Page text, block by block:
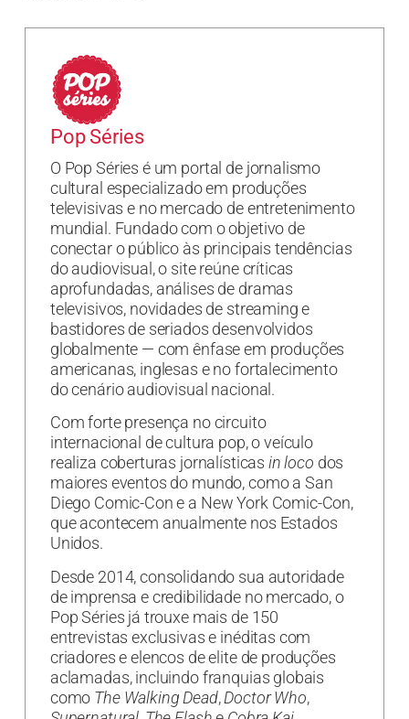
Pop Séries
O Pop Séries é um portal de jornalismo
cultural especializado em produções
televisivas e no mercado de entretenimento
mundial. Fundado com o objetivo de
conectar o público às principais tendências
do audiovisual, o site reúne críticas
aprofundadas, análises de dramas
televisivos, novidades de streaming e
bastidores de seriados desenvolvidos
globalmente — com ênfase em produções
americanas, inglesas e no fortalecimento
do cenário audiovisual nacional.
Com forte presença no circuito
internacional de cultura pop, o veículo
realiza coberturas jornalísticas in loco dos
maiores eventos do mundo, como a San
Diego Comic-Con e a New York Comic-Con,
que acontecem anualmente nos Estados
Unidos.
Desde 2014, consolidando sua autoridade
de imprensa e credibilidade no mercado, o
Pop Séries já trouxe mais de 150
entrevistas exclusivas e inéditas com
criadores e elencos de elite de produções
aclamadas, incluindo franquias globais
como The Walking Dead,Doctor Who,